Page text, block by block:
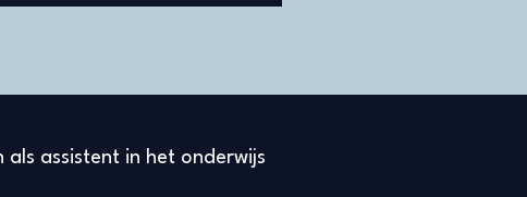
als assistent in het onderwijs